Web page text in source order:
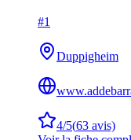
#1
Duppigheim
4/5(63 avis)